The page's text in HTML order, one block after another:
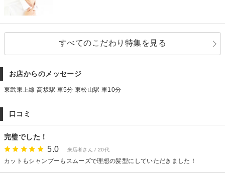
すべてのこだわり特集を見る
お店からのメッセージ
東武東上線 高坂駅 車5分 東松山駅 車10分
口コミ
完璧でした！
5.0 来店者さん / 20代
カットもシャンプーもスムーズで理想の髪型にしていただきました！